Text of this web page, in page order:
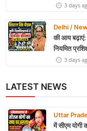
3 days
Delhi /
की आय बढ़ाएं:
नियमित
3 days
LATEST NEWS
Uttar
में सीएम योगी